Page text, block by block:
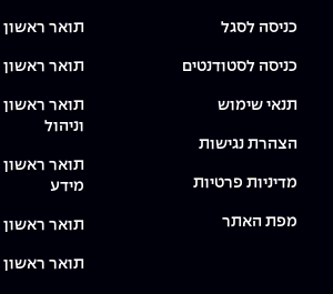
כניסה לסגל
כניסה לסטודנטים
תנאי שימוש
הצהרת נגישות
מדיניות פרטיות
מפת האתר
תואר
תואר
תואר
וניהול
תואר
מידע
תואר
תואר ראשון
אווירה נפיצה במתקני חשמל ומכשור
קורסים מקצועיים מותאמים לארגונים
לכל הקורסים